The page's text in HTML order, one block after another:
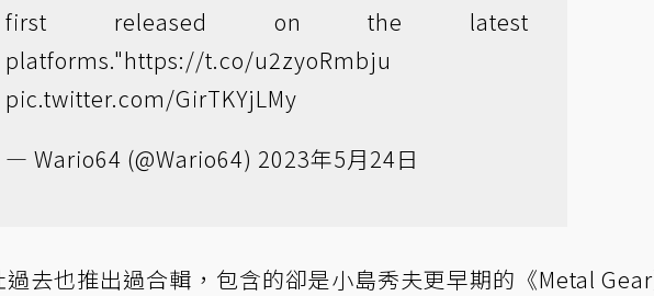
first released on the latest
platforms."https://t.co/u2zyoRmbju
pic.twitter.com/GirTKYjLMy
— Wario64 (@Wario64) 2023年5月24日
過去也推出過合輯，包含的卻是小島秀夫更早期的《Metal